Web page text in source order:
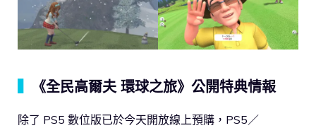
《全民高爾夫 環球之旅》公開特典情報
除了 PS5 數位版已於今天開放線上預購，PS5／